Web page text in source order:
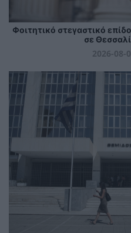
Φοιτητικό στεγαστικό
σε
2026-08-